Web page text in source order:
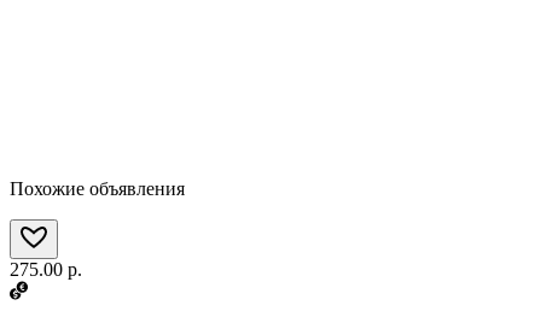
Похожие объявления
275.00 р.